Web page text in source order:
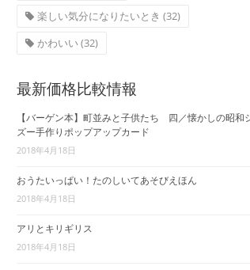
楽しい気分になりたいとき (32)
かわいい(32)
最新価格比較情報
【バーゲン本】町並みと子供たち 四／懐かしの昭和
ズー手作りポップアップカード
2018年4月18日
おうたいっぱい！たのしいてあそびえほん
2018年4月18日
アリとキリギリス
2018年4月18日